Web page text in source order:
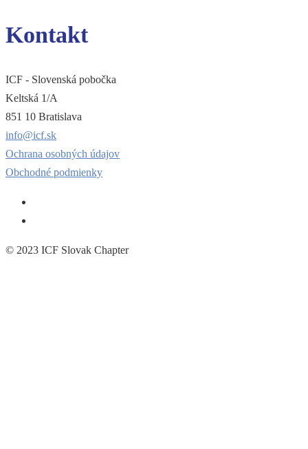
Kontakt
ICF - Slovenská pobočka
Keltská 1/A
851 10 Bratislava
info@icf.sk
Ochrana osobných údajov
Obchodné podmienky
© 2023 ICF Slovak Chapter